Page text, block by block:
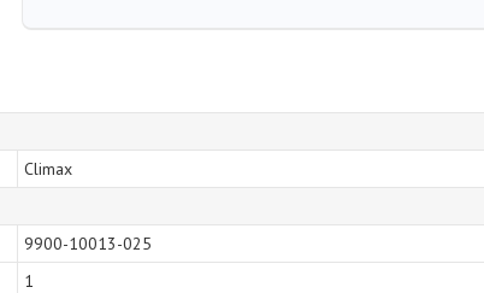
Climax
9900-10013-025
1